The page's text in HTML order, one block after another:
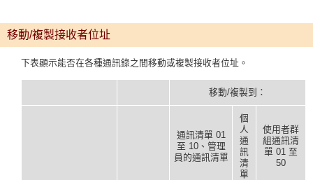
移動/複製接收者位址
下表顯示能否在各種通訊錄之間移動或複製接收者位址。
移動/複製到：
通訊清單 01
至 10、管理
員的通訊清單
個
人
通
訊
清
單
使用者群
組通訊清
單 01 至
50